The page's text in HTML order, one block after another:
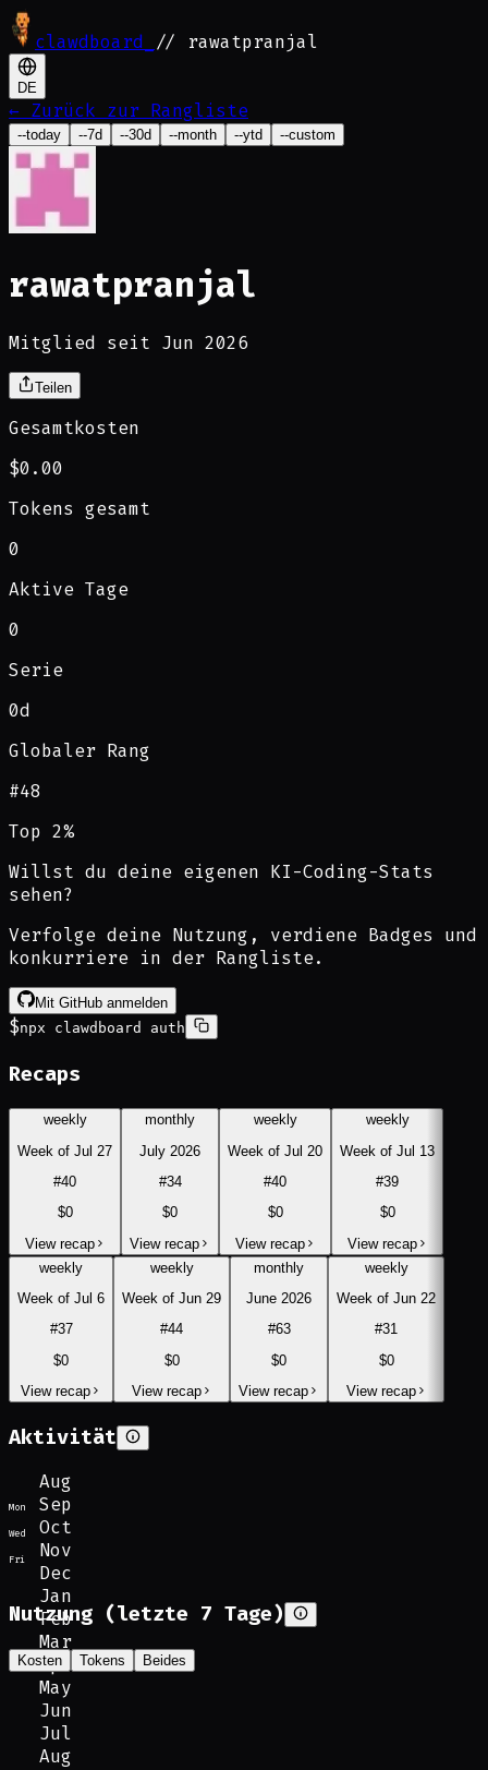
clawdboard // rawatpranjal
DE
← Zurück zur Rangliste
--today --7d --30d --month --ytd --custom
rawatpranjal
Mitglied seit Jun 2026
Teilen
Gesamtkosten
$0.00
Tokens gesamt
0
Aktive Tage
0
Serie
0d
Globaler Rang
#48
Top 2%
Willst du deine eigenen KI-Coding-Stats
sehen?
Verfolge deine Nutzung, verdiene Badges und
konkurriere in der Rangliste.
Mit GitHub anmelden
$npx clawdboard auth
Recaps
weekly
Week of Jul 27
#40
$0
View recap
monthly
July 2026
#34
$0
View recap
weekly
Week of Jul 20
#40
$0
View recap
weekly
Week of Jul 13
#39
$0
View recap
weekly
Week of Jul 6
#37
$0
View recap
weekly
Week of Jun 29
#44
$0
View recap
monthly
June 2026
#63
$0
View recap
weekly
Week of Jun 22
#31
$0
View recap
Aktivität
Aug
Sep
Oct
Nov
Dec
Jan
Feb
Mar
Apr
May
Jun
Jul
Aug
Mon
Wed
Fri
Nutzung (letzte 7 Tage)
Kosten Tokens Beides